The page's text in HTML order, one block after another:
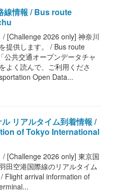
線情報 / Bus route
/ [Challenge 2026 only] 神奈川
提供します。 / Bus route
共交通オープンデータチャ
よく読んで、ご利用くださ
Open Data...
リアルタイム到着情報 /
of Tokyo International
/ [Challenge 2026 only] 東京国
田空港国際線のリアルタイム
Flight arrival information of